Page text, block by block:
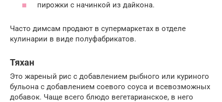
пирожки с начинкой из дайкона.
Часто димсам продают в супермаркетах в отделе
кулинарии в виде полуфабрикатов.
Тяхан
Это жареный рис с добавлением рыбного или куриного
бульона с добавлением соевого соуса и всевозможных
добавок. Чаще всего блюдо вегетарианское, в него